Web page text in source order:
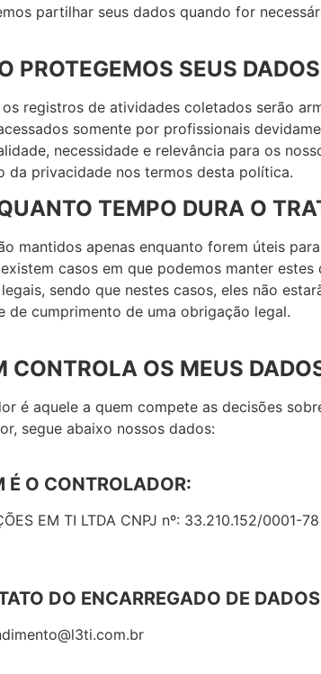
partilhar seus dados quando for
PROTEGEMOS SEUS
registros de atividades coletados serão
somente por profissionais
necessidade e relevância para os
da privacidade nos termos desta política.
TEMPO DURA O
mantidos apenas enquanto forem úteis
casos em que podemos manter
sendo que nestes casos, eles não
de cumprimento de uma obrigação legal.
CONTROLA OS MEUS
é aquele a quem compete as decisões
segue abaixo nossos dados:
É O CONTROLADOR:
EM TI LTDA CNPJ nº: 33.210.152/0001-
DO ENCARREGADO DE